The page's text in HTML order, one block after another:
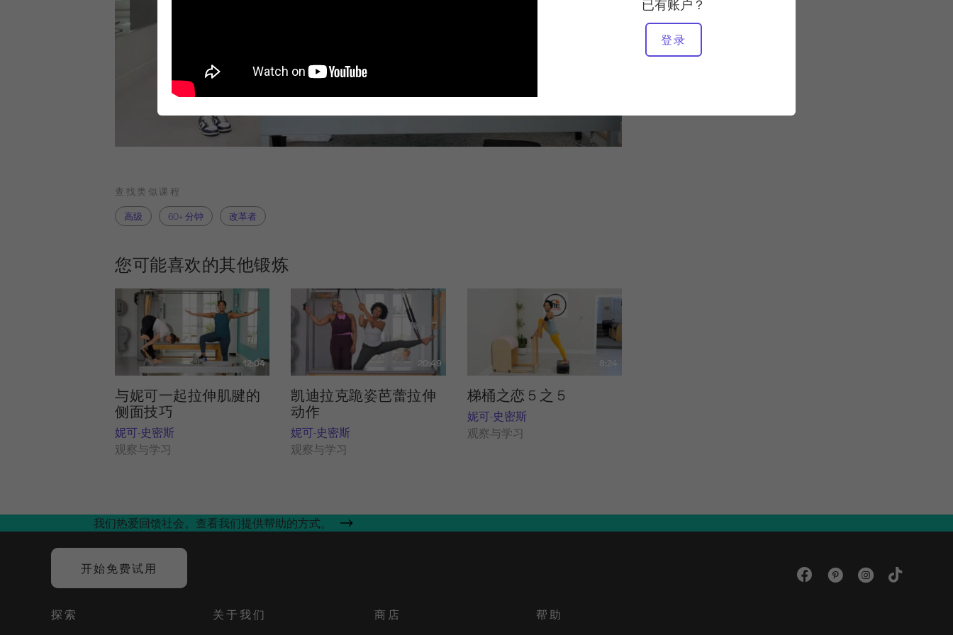
已有账户？
登录
所需设备
查找类似课程
高级
60+ 分钟 改革者
您可能喜欢的其他锻炼
12:04
与妮可一起拉伸肌腱的
侧面技巧
妮可-史密斯
观察与学习
20:49
凯迪拉克跪姿芭蕾拉伸
动作
妮可-史密斯
观察与学习
8:24
梯桶之恋 5 之 5
妮可-史密斯
观察与学习
我们热爱回馈社会。查看我们提供帮助的方式。
开始免费试用
探索 关于我们 商店 帮助